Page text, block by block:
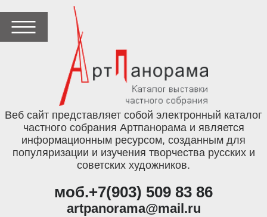
Веб сайт представляет собой электронный каталог
частного собрания Артпанорама и является
информационным ресурсом, созданным для
популяризации и изучения творчества русских и
советских художников.
моб.+7(903) 509 83 86
artpanorama@mail.ru